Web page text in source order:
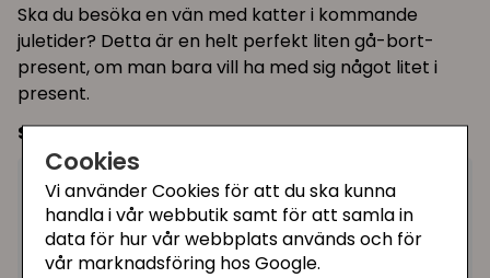
Cookies
Vi använder Cookies för att du ska kunna
handla i vår webbutik samt för att samla in
data för hur vår webbplats används och för
vår marknadsföring hos Google.
Ska du besöka en vän med katter i kommande
juletider? Detta är en helt perfekt liten gå-bort-
present, om man bara vill ha med sig något litet i
present.
Storlek:9 x 8 x 2 cm
20 kr Utgått
Ej tillgänglig